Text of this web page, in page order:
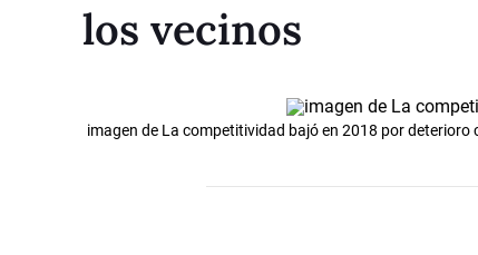
los vecinos
imagen de La competitividad bajó en 2018 por deterioro